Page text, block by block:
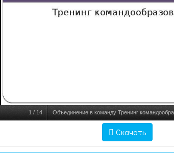
1 / 14 Объединение в команду Тренинг
Скачать